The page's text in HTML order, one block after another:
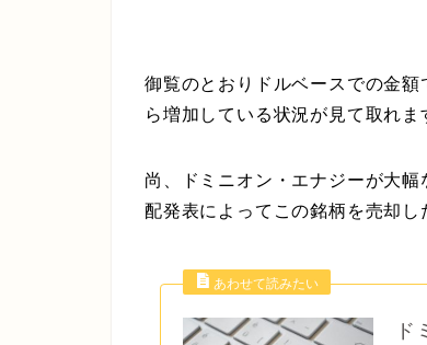
御覧のとおりドルベースでの金
ら増加している状況が見て取れま
尚、ドミニオン・エナジーが大
配発表によってこの銘柄を売却し